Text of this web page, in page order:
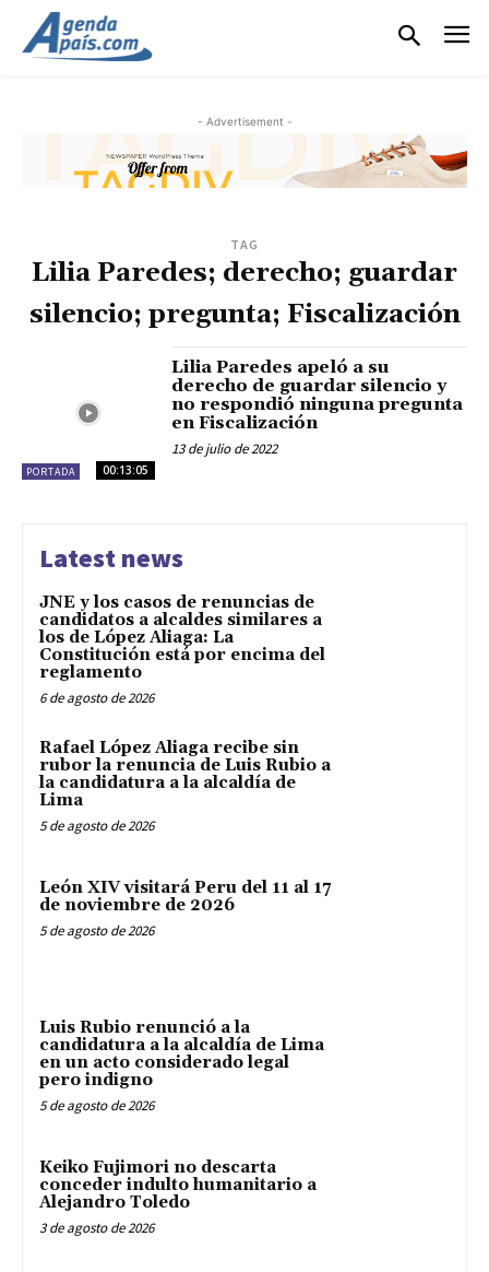
- Advertisement -
TAG
Lilia Paredes; derecho; guardar
silencio; pregunta; Fiscalización
PORTADA 00:13:05
Lilia Paredes apeló a su
derecho de guardar silencio y
no respondió ninguna pregunta
en Fiscalización
13 de julio de 2022
Latest news
JNE y los casos de renuncias de
candidatos a alcaldes similares a
los de López Aliaga: La
Constitución está por encima del
reglamento
6 de agosto de 2026
Rafael López Aliaga recibe sin
rubor la renuncia de Luis Rubio a
la candidatura a la alcaldía de
Lima
5 de agosto de 2026
León XIV visitará Peru del 11 al 17
de noviembre de 2026
5 de agosto de 2026
Luis Rubio renunció a la
candidatura a la alcaldía de Lima
en un acto considerado legal
pero indigno
5 de agosto de 2026
Keiko Fujimori no descarta
conceder indulto humanitario a
Alejandro Toledo
3 de agosto de 2026